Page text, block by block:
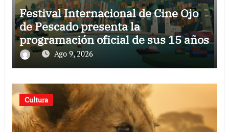
Festival Internacional de Cine Ojo
de Pescado presenta la
programación oficial de sus 15 años
Ago 9, 2026
Cultura